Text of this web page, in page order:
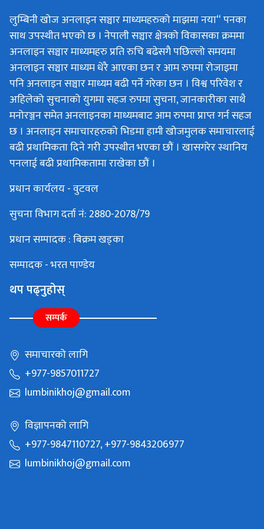
लुम्बिनी खोज अनलाइन सञ्चार माध्यमहरुको माझमा नया“ पनका
साथ उपस्थीत भएको छ । नेपाली सञ्चार क्षेत्रको विकासका क्रममा
अनलाइन सञ्चार माध्यमहरु प्रति रुचि बढेसगै पछिल्लो समयमा
अनलाइन सञ्चार माध्यम धेरै आएका छन र आम रुपमा रोजाइमा
पनि अनलाइन सञ्चार माध्यम बढी पर्ने गरेका छन । विश्व परिवेश र
अहिलेको सुचनाको युगमा सहज रुपमा सुचना, जानकारीका साथै
मनोरञ्जन समेत अनलाइनका माध्यमबाट आम रुपमा प्राप्त गर्न सहज
छ । अनलाइन समाचारहरुको भिडमा हामी खोजमुलक समाचारलाई
बढी प्रथामिकता दिने गरी उपस्थीत भएका छौं । खासगरेर स्थानिय
पनलाई बढी प्रथामिकतामा राखेका छौं ।
प्रधान कार्यलय - वुटवल
सुचना विभाग दर्ता नं: 2880-2078/79
प्रधान सम्पादक : बिक्रम खड्का
सम्पादक - भरत पाण्डेय
थप पढ्नुहोस्
सम्पर्क
समाचारको लागि
+977-9857011727
lumbinikhoj@gmail.com
विज्ञापनको लागि
+977-9847110727, +977-9843206977
lumbinikhoj@gmail.com